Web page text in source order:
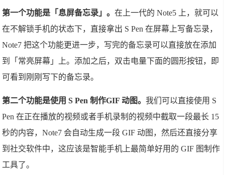
第一个功能是「息屏备忘录」。在上一代的 Note5 上，就可以
在不解锁手机的状态下，直接拿出 S Pen 在屏幕上写备忘录，
Note7 把这个功能更进一步，写完的备忘录可以直接放在添加
到「常亮屏幕」上。添加之后，双击电量下面的圆形按钮，即
可看到刚刚写下的备忘录。
第二个功能是使用 S Pen 制作GIF 动图。我们可以直接使用 S
Pen 在正在播放的视频或者手机录制的视频中截取一段最长 15
秒的内容，Note7 会自动生成一段 GIF 动图，然后还直接分享
到社交软件中，这应该是智能手机上最简单好用的 GIF 图制作
工具了。